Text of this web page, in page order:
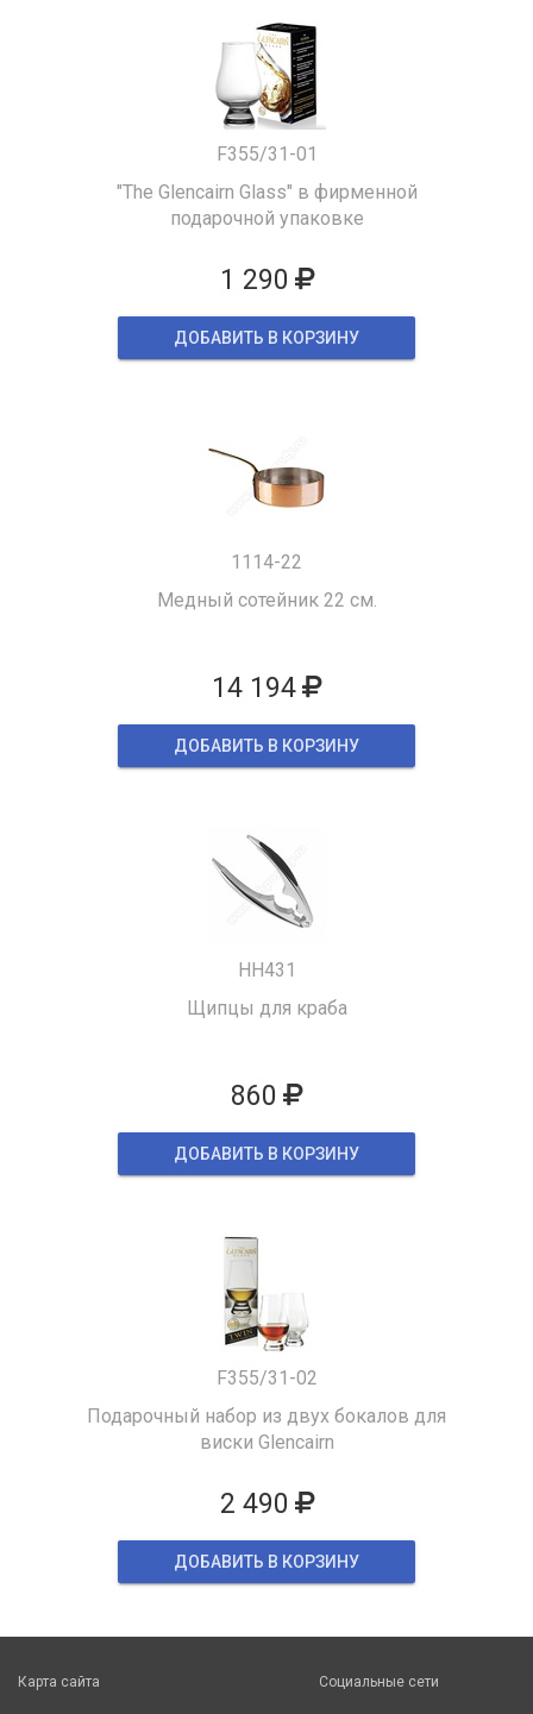
F355/31-01
"The Glencairn Glass" в фирменной
подарочной упаковке
1 290
ДОБАВИТЬ В КОРЗИНУ
1114-22
Медный сотейник 22 см.
14 194
ДОБАВИТЬ В КОРЗИНУ
HH431
Щипцы для краба
860
ДОБАВИТЬ В КОРЗИНУ
F355/31-02
Подарочный набор из двух бокалов для
виски Glencairn
2 490
ДОБАВИТЬ В КОРЗИНУ
Карта сайта Социальные сети